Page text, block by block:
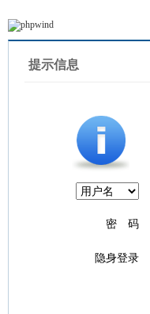
提示信息
密 码
隐身登录